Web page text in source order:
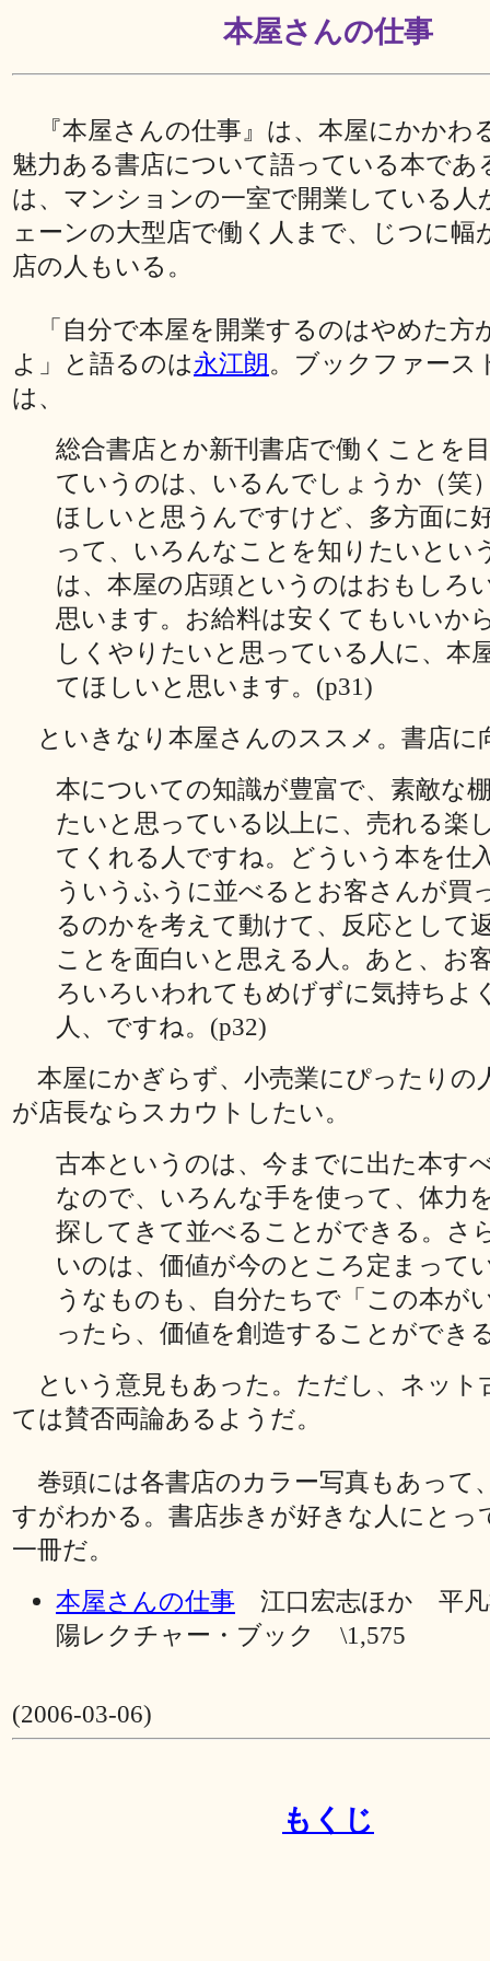
本屋さんの仕事
『本屋さんの仕事』は、本屋にかかわ
魅力ある書店について語っている本であ
は、マンションの一室で開業している人
ェーンの大型店で働く人まで、じつに幅
店の人もいる。
「自分で本屋を開業するのはやめた方
よ」と語るのは永江朗。ブックファース
は、
総合書店とか新刊書店で働くことを
ていうのは、いるんでしょうか（笑
ほしいと思うんですけど、多方面に
って、いろんなことを知りたいとい
は、本屋の店頭というのはおもしろ
思います。お給料は安くてもいいか
しくやりたいと思っている人に、本
てほしいと思います。(p31)
といきなり本屋さんのススメ。書店に
本についての知識が豊富で、素敵な
たいと思っている以上に、売れる楽
てくれる人ですね。どういう本を仕
ういうふうに並べるとお客さんが買
るのかを考えて動けて、反応として
ことを面白いと思える人。あと、お
ろいろいわれてもめげずに気持ちよ
人、ですね。(p32)
本屋にかぎらず、小売業にぴったりの
が店長ならスカウトしたい。
古本というのは、今までに出た本す
なので、いろんな手を使って、体力
探してきて並べることができる。さ
いのは、価値が今のところ定まって
うなものも、自分たちで「この本が
ったら、価値を創造することができ
という意見もあった。ただし、ネット
ては賛否両論あるようだ。
巻頭には各書店のカラー写真もあって
すがわかる。書店歩きが好きな人にとっ
一冊だ。
本屋さんの仕事 江口宏志ほか 平
陽レクチャー・ブック \1,575
(2006-03-06)
もくじ